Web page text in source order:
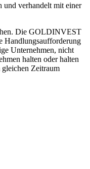
und verhandelt mit einer
Die GOLDINVEST
Handlungsaufforderung
Unternehmen, nicht
halten oder halten
gleichen Zeitraum